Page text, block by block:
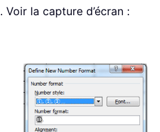
. Voir la capture d’écran :